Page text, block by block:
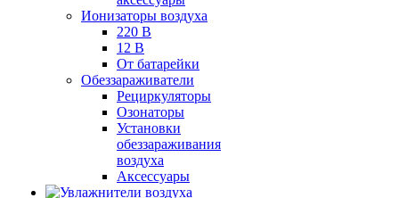
Ионизаторы воздуха
220 В
12 В
От батарейки
Обеззараживатели
Рециркуляторы
Озонаторы
Установки
обеззараживания
воздуха
Аксессуары